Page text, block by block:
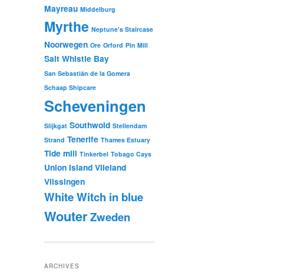
Mayreau Middelburg
Myrthe Neptune's Staircase
Noorwegen Ore Orford Pin Mill
Salt Whistle Bay
San Sebastián de la Gomera
Schaap Shipcare
Scheveningen
Slijkgat Southwold Stellendam
Strand Tenerife Thames Estuary
Tide mill Tinkerbel Tobago Cays
Union Island Vlieland
Vlissingen
White Witch in blue
WouterZweden
ARCHIVES